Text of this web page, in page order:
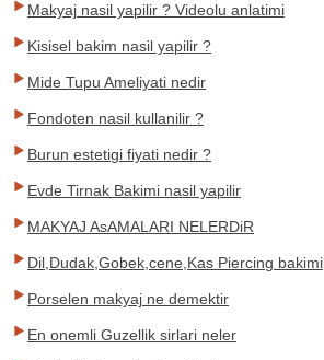
Makyaj nasil yapilir ? Videolu anlatimi
Kisisel bakim nasil yapilir ?
Mide Tupu Ameliyati nedir
Fondoten nasil kullanilir ?
Burun estetigi fiyati nedir ?
Evde Tirnak Bakimi nasil yapilir
MAKYAJ AsAMALARI NELERDiR
Dil,Dudak,Gobek,cene,Kas Piercing bakimi
Porselen makyaj ne demektir
En onemli Guzellik sirlari neler